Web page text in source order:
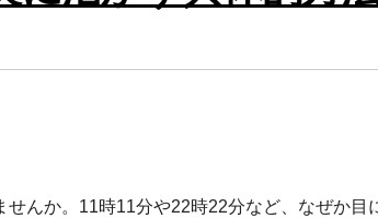
んか。11時11分や22時22分など、なぜか目